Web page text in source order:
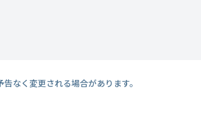
なく変更される場合があります。